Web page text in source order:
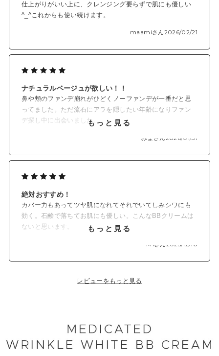
仕上がりがいい上に、クレンジング要らずで肌にも優しい
^_^これからも使い続けます。
maamiさん2026/02/21
ナチュラルベージュが欲しい！！
鼻や頬のファンデ崩れがひどくノーファンデが一番だと思
ってました。ただ流石にアラを隠したい年齢になりファン
デ探し中に出会いました。
ただちょっと黄味が強く、ピンク系のナチュラルベージュ
もっと見る
みよさん2026/01/31
絶対おすすめ！
カバー力もあってツヤ肌になれてそれでいてしみシワにも
効く。石鹸で落ちてお肌にも優しい。こんなBBクリームは
ないと思います。
少しお高いですがコスパも良く絶対満足できると思いま
もっと見る
M1さん 2025/12/10
レビューをもっと見る